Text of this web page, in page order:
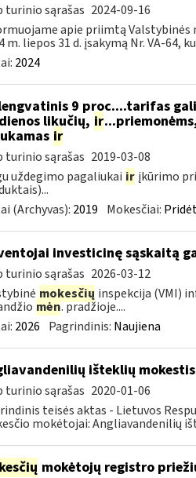
turinio sąrašas 2024-09-16
apie priimtą Valstybinės
m. liepos 31 d. įsakymą Nr. VA-64,
2024
9 proc....tarifas
likučių, ir
ir
turinio sąrašas 2019-03-08
uždegimo pagaliukai ir įkūrimo
(Archyvas): 2019 Mokesčiai:
investicinę sąskaitą
turinio sąrašas 2026-03-12
mokesčių inspekcija (VMI)
mėn. pradžioje....
2026 Pagrindinis: Naujiena
išteklių mokestis
turinio sąrašas 2020-01-06
teisės aktas - Lietuvos
mokėtojai: Angliavandenilių
mokėtojų registro